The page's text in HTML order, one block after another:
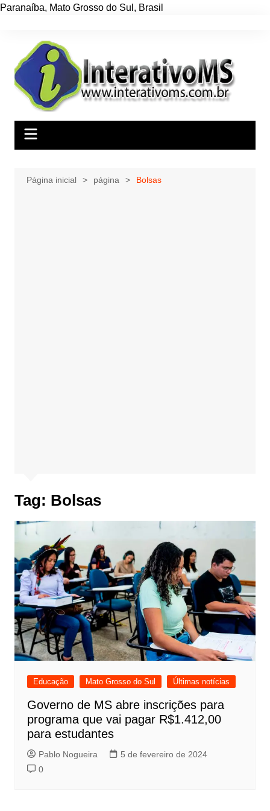
Paranaíba, Mato Grosso do Sul , Brasil
conteúdo
Página inicial página Bolsas
Tag: Bolsas
Educação Mato Grosso do Sul Últimas notícias
Governo de MS abre inscrições para
programa que vai pagar R$1.412,00
para estudantes
Pablo Nogueira
5 de fevereiro de 2024
0